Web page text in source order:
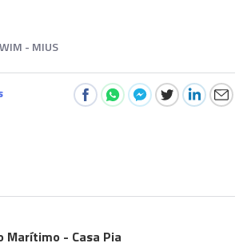
- MIUS
Marítimo - Casa Pia